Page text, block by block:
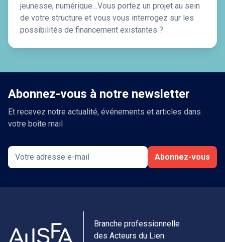
jeunesse, numérique…Vous portez un projet au sein
de votre structure et vous vous interrogez sur les
possibilités de financement existantes ?
Abonnez-vous à notre newsletter
Et recevez notre actualité, événements et articles dans
votre boîte mail
Abonnez-vous
Branche professionnelle
des Acteurs du Lien